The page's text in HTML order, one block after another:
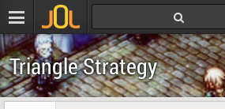
Triangle Strategy